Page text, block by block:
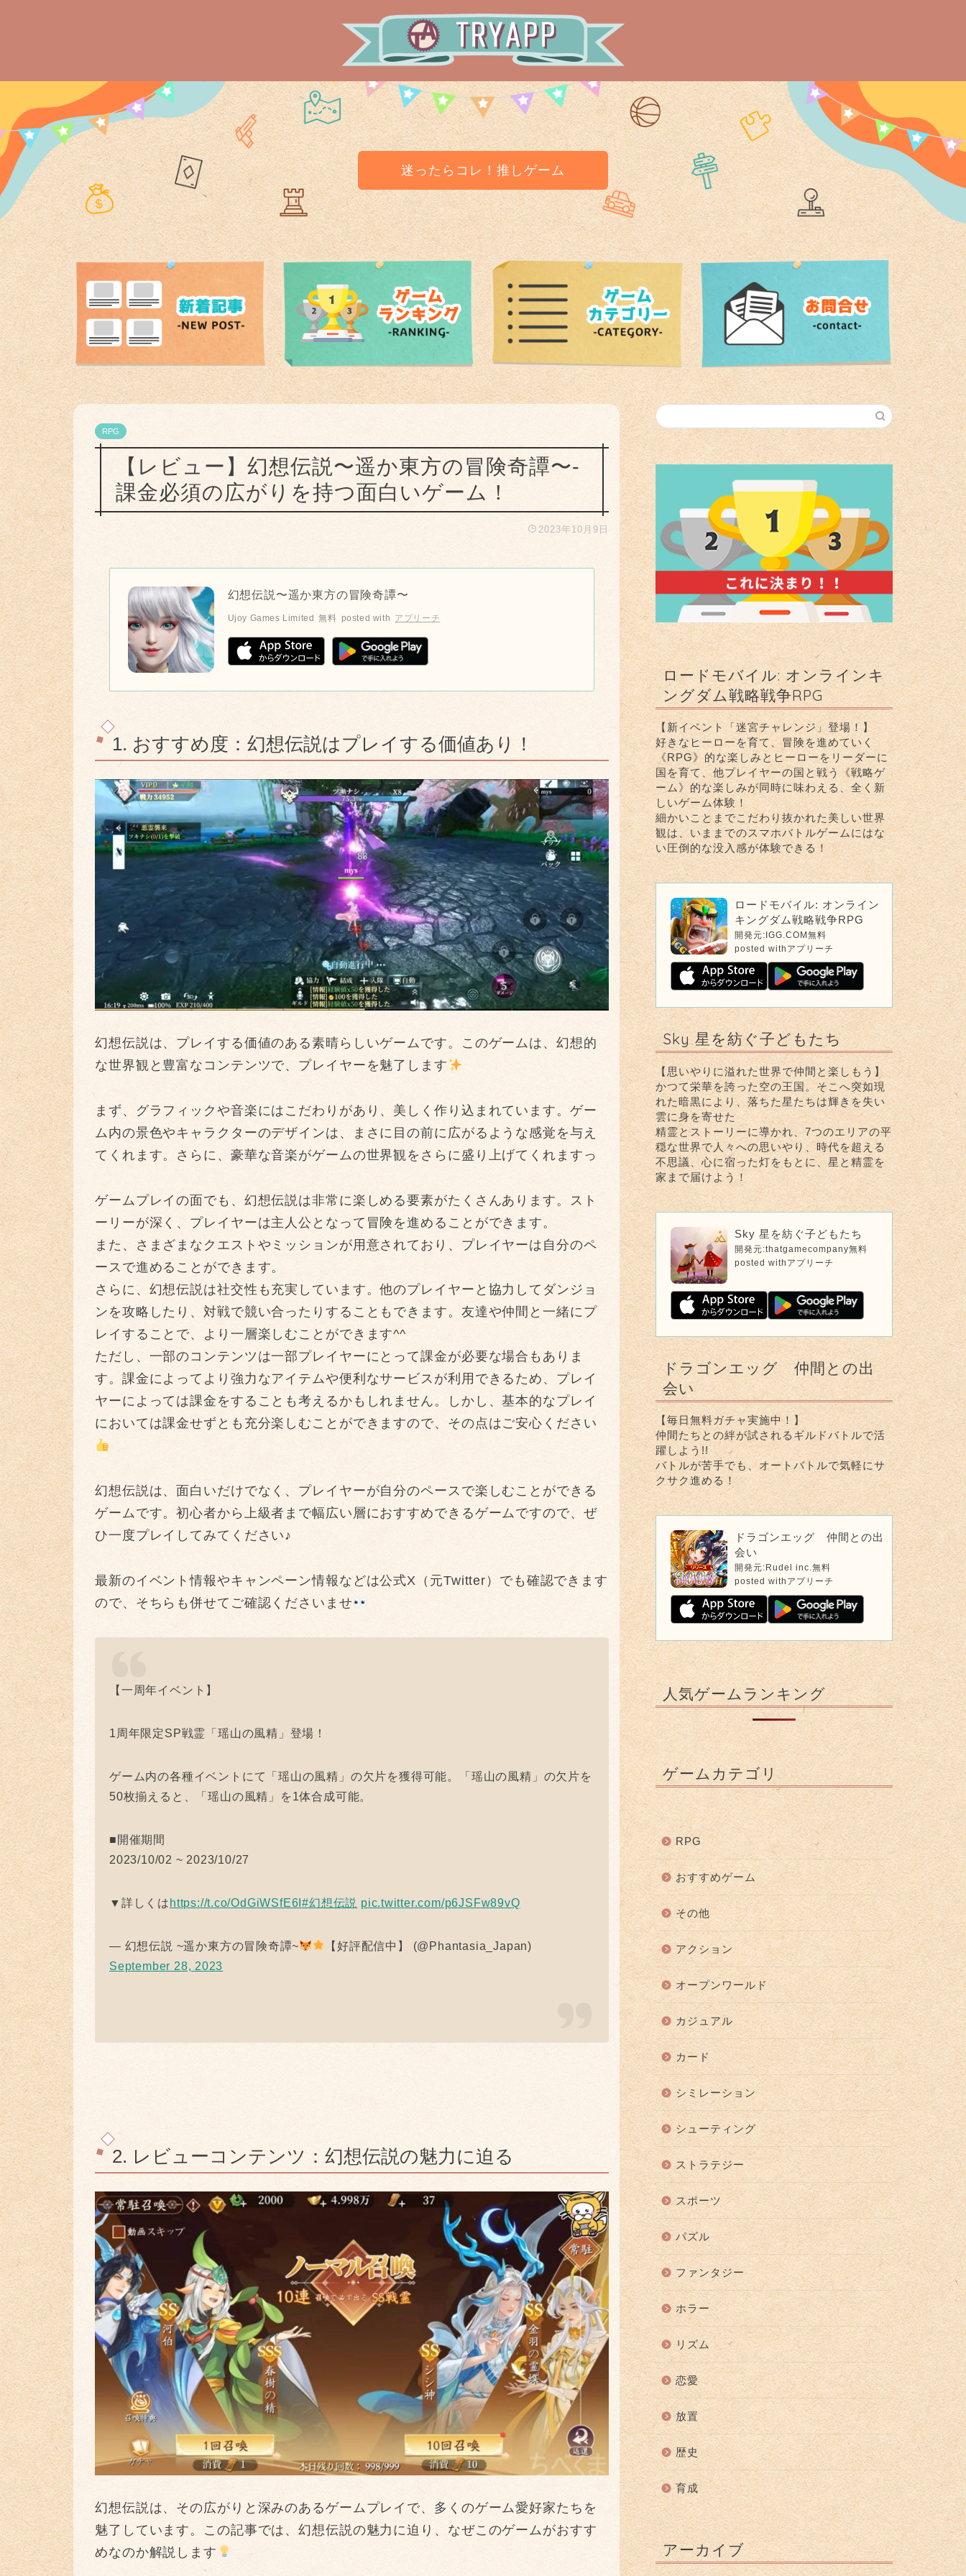
迷ったらコレ！推しゲーム
RPG
【レビュー】幻想伝説〜遥か東方の冒険奇譚〜-
課金必須の広がりを持つ面白いゲーム！
2023年10月9日
幻想伝説〜遥か東方の冒険奇譚〜
Ujoy Games Limited 無料 posted with アプリーチ
1. おすすめ度：幻想伝説はプレイする価値あり！
幻想伝説は、プレイする価値のある素晴らしいゲームです。このゲームは、幻想的
な世界観と豊富なコンテンツで、プレイヤーを魅了します
まず、グラフィックや音楽にはこだわりがあり、美しく作り込まれています。ゲー
ム内の景色やキャラクターのデザインは、まさに目の前に広がるような感覚を与え
てくれます。さらに、豪華な音楽がゲームの世界観をさらに盛り上げてくれますっ
ゲームプレイの面でも、幻想伝説は非常に楽しめる要素がたくさんあります。スト
ーリーが深く、プレイヤーは主人公となって冒険を進めることができます。
また、さまざまなクエストやミッションが用意されており、プレイヤーは自分のペ
ースで進めることができます。
さらに、幻想伝説は社交性も充実しています。他のプレイヤーと協力してダンジョ
ンを攻略したり、対戦で競い合ったりすることもできます。友達や仲間と一緒にプ
レイすることで、より一層楽しむことができます^^
ただし、一部のコンテンツは一部プレイヤーにとって課金が必要な場合もありま
す。課金によってより強力なアイテムや便利なサービスが利用できるため、プレイ
ヤーによっては課金をすることも考えるかもしれません。しかし、基本的なプレイ
においては課金せずとも充分楽しむことができますので、その点はご安心ください
幻想伝説は、面白いだけでなく、プレイヤーが自分のペースで楽しむことができる
ゲームです。初心者から上級者まで幅広い層におすすめできるゲームですので、ぜ
ひ一度プレイしてみてください♪
最新のイベント情報やキャンペーン情報などは公式X（元Twitter）でも確認できます
ので、そちらも併せてご確認くださいませ
【一周年イベント】
1周年限定SP戦霊「瑶山の風精」登場！
ゲーム内の各種イベントにて「瑶山の風精」の欠片を獲得可能。「瑶山の風精」の欠片を
50枚揃えると、「瑶山の風精」を1体合成可能。
■開催期間
2023/10/02 ~ 2023/10/27
▼詳しくは https://t.co/OdGiWSfE6I#幻想伝説 pic.twitter.com/p6JSFw89vQ
— 幻想伝説 ~遥か東方の冒険奇譚~
【好評配信中】 (@Phantasia_Japan)
September 28, 2023
2. レビューコンテンツ：幻想伝説の魅力に迫る
幻想伝説は、その広がりと深みのあるゲームプレイで、多くのゲーム愛好家たちを
魅了しています。この記事では、幻想伝説の魅力に迫り、なぜこのゲームがおすす
めなのか解説します
ロードモバイル: オンラインキ
ングダム戦略戦争RPG
【新イベント「迷宮チャレンジ」登場！】
好きなヒーローを育て、冒険を進めていく
《RPG》的な楽しみとヒーローをリーダーに
国を育て、他プレイヤーの国と戦う《戦略ゲ
ーム》的な楽しみが同時に味わえる、全く新
しいゲーム体験！
細かいことまでこだわり抜かれた美しい世界
観は、いままでのスマホバトルゲームにはな
い圧倒的な没入感が体験できる！
ロードモバイル: オンライン
キングダム戦略戦争RPG
開発元:IGG.COM無料
posted with アプリーチ
Sky 星を紡ぐ子どもたち
【思いやりに溢れた世界で仲間と楽しもう】
かつて栄華を誇った空の王国。そこへ突如現
れた暗黒により、落ちた星たちは輝きを失い
雲に身を寄せた
精霊とストーリーに導かれ、7つのエリアの平
穏な世界で人々への思いやり、時代を超える
不思議、心に宿った灯をもとに、星と精霊を
家まで届けよう！
Sky 星を紡ぐ子どもたち
開発元:thatgamecompany無料
posted with アプリーチ
ドラゴンエッグ 仲間との出
会い
【毎日無料ガチャ実施中！】
仲間たちとの絆が試されるギルドバトルで活
躍しよう!!
バトルが苦手でも、オートバトルで気軽にサ
クサク進める！
ドラゴンエッグ 仲間との出
会い
開発元: Rudel inc.無料
posted with アプリーチ
人気ゲームランキング
ゲームカテゴリ
RPG
おすすめゲーム
その他
アクション
オープンワールド
カジュアル
カード
シミレーション
シューティング
ストラテジー
スポーツ
パズル
ファンタジー
ホラー
リズム
恋愛
放置
歴史
育成
アーカイブ